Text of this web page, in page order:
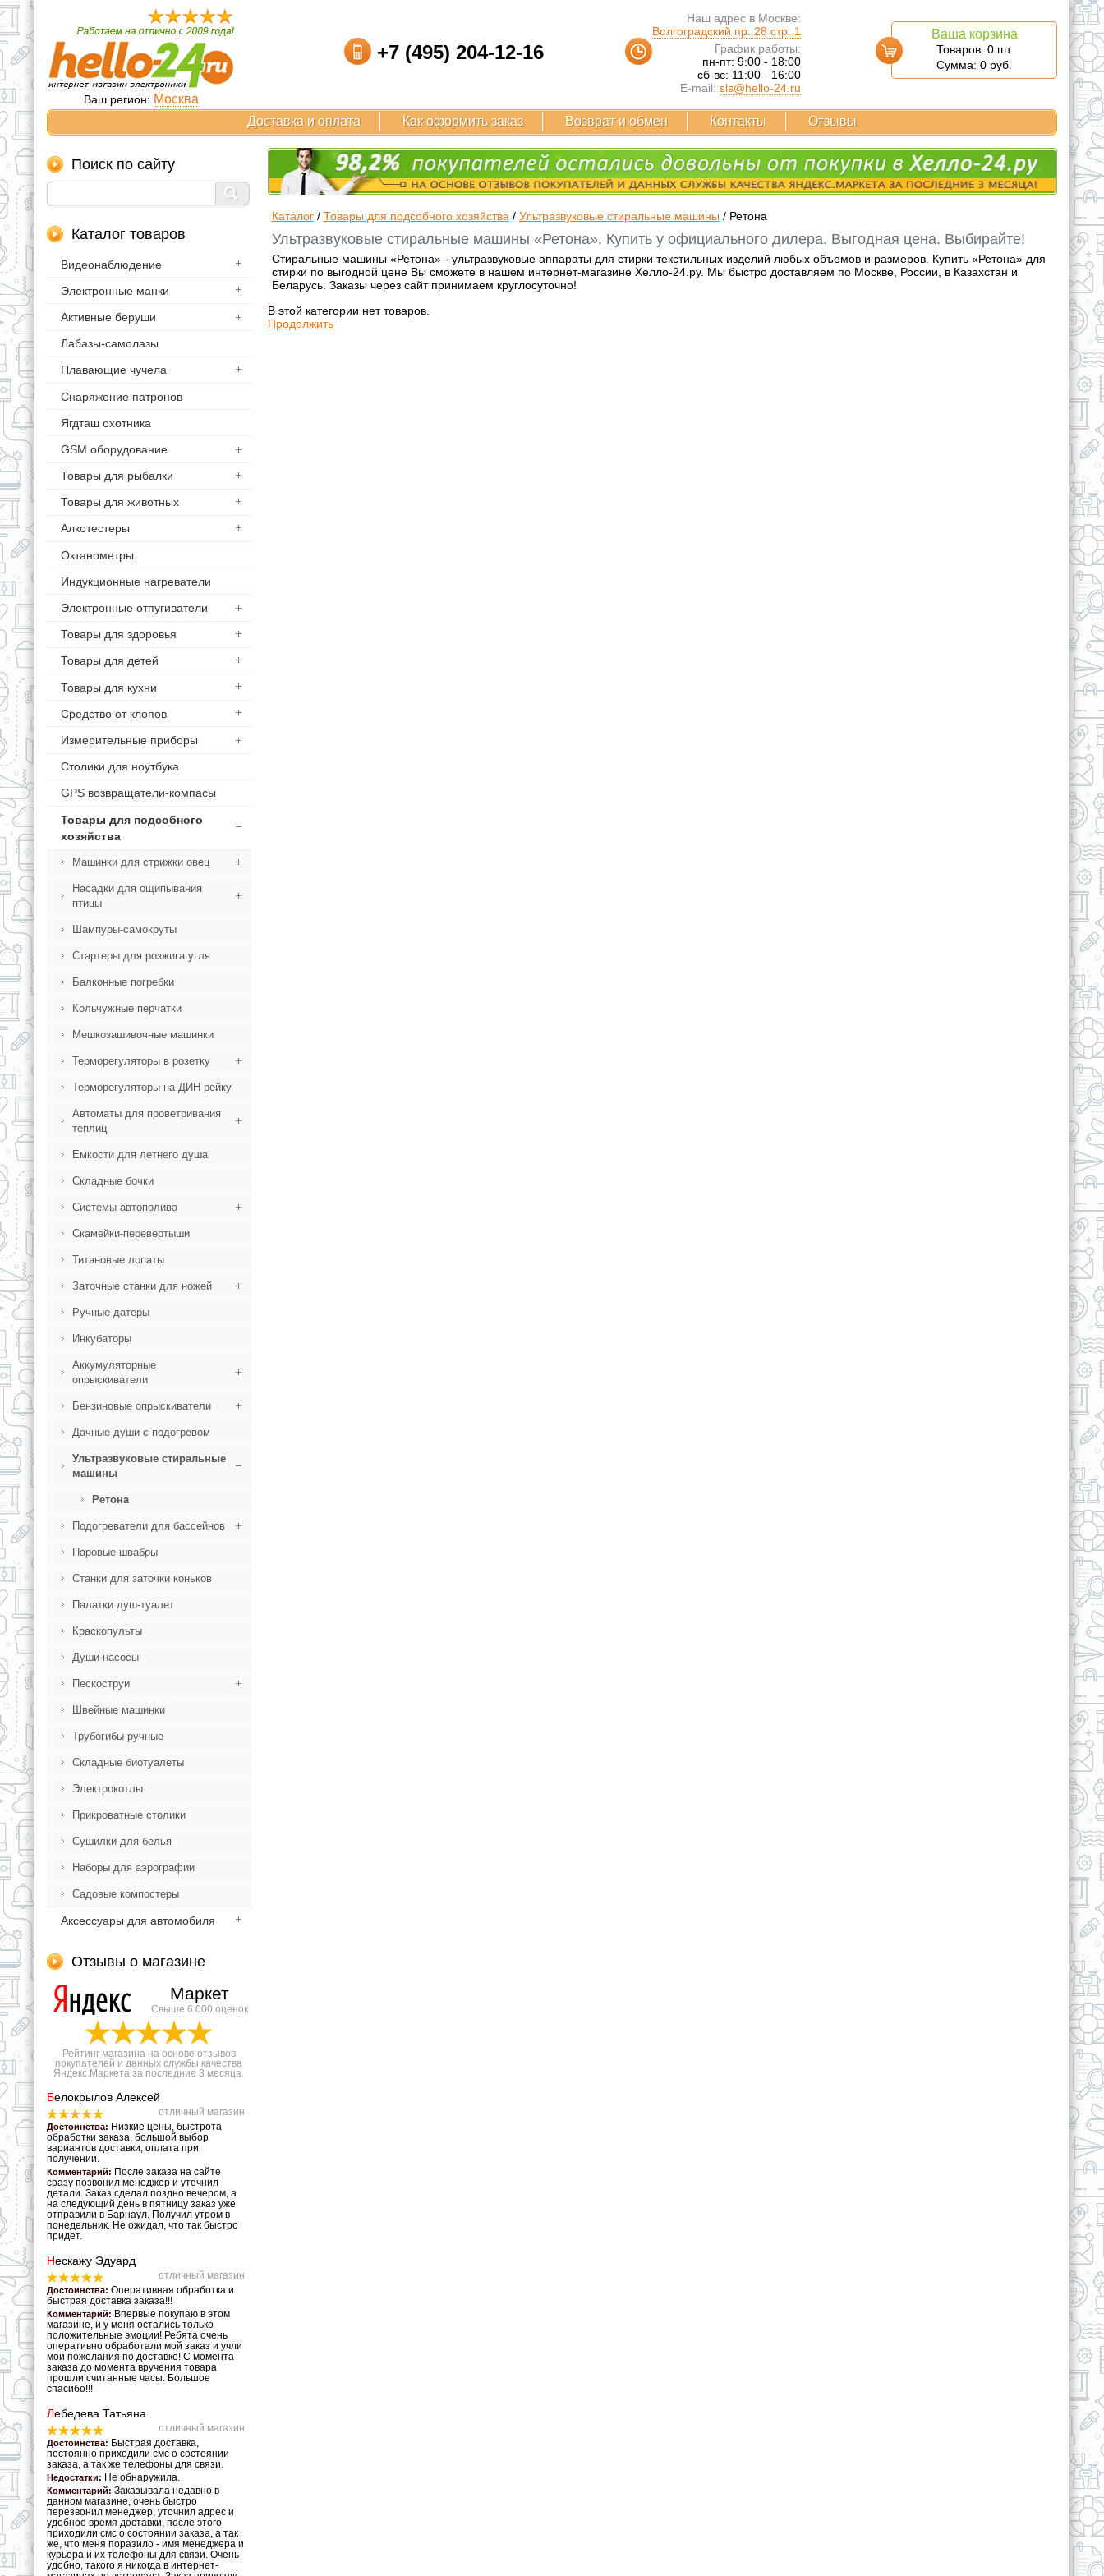
Ваш регион: Москва
+7 (495) 204-12-16
Наш адрес в Москве:
Волгоградский пр. 28 стр. 1
График работы:
пн-пт: 9:00 - 18:00
сб-вс: 11:00 - 16:00
E-mail: sls@hello-24.ru
Ваша корзина
Товаров: 0 шт.
Сумма: 0 руб.
Доставка и оплата Как оформить заказ Возврат и обмен Контакты Отзывы
Поиск по сайту
Каталог товаров
Видеонаблюдение
Электронные манки
Активные беруши
Лабазы-самолазы
Плавающие чучела
Снаряжение патронов
Ягдташ охотника
GSM оборудование
Товары для рыбалки
Товары для животных
Алкотестеры
Октанометры
Индукционные нагреватели
Электронные отпугиватели
Товары для здоровья
Товары для детей
Товары для кухни
Средство от клопов
Измерительные приборы
Столики для ноутбука
GPS возвращатели-компасы
Товары для подсобного
хозяйства
Машинки для стрижки овец
Насадки для ощипывания
птицы
Шампуры-самокруты
Стартеры для розжига угля
Балконные погребки
Кольчужные перчатки
Мешкозашивочные машинки
Терморегуляторы в розетку
Терморегуляторы на ДИН-рейку
Автоматы для проветривания
теплиц
Емкости для летнего душа
Складные бочки
Системы автополива
Скамейки-перевертыши
Титановые лопаты
Заточные станки для ножей
Ручные датеры
Инкубаторы
Аккумуляторные
опрыскиватели
Бензиновые опрыскиватели
Дачные души с подогревом
Ультразвуковые стиральные
машины
Ретона
Подогреватели для бассейнов
Паровые швабры
Станки для заточки коньков
Палатки душ-туалет
Краскопульты
Души-насосы
Пескоструи
Швейные машинки
Трубогибы ручные
Складные биотуалеты
Электрокотлы
Прикроватные столики
Сушилки для белья
Наборы для аэрографии
Садовые компостеры
Аксессуары для автомобиля
Отзывы о магазине
Маркет
Свыше 6 000 оценок
Рейтинг магазина на основе отзывов
покупателей и данных службы качества
Яндекс.Маркета за последние 3 месяца.
Белокрылов Алексей
отличный магазин
Достоинства: Низкие цены, быстрота
обработки заказа, большой выбор
вариантов доставки, оплата при
получении.
Комментарий: После заказа на сайте
сразу позвонил менеджер и уточнил
детали. Заказ сделал поздно вечером, а
на следующий день в пятницу заказ уже
отправили в Барнаул. Получил утром в
понедельник. Не ожидал, что так быстро
придет.
Нескажу Эдуард
отличный магазин
Достоинства: Оперативная обработка и
быстрая доставка заказа!!!
Комментарий: Впервые покупаю в этом
магазине, и у меня остались только
положительные эмоции! Ребята очень
оперативно обработали мой заказ и учли
мои пожелания по доставке! С момента
заказа до момента вручения товара
прошли считанные часы. Большое
спасибо!!!
Лебедева Татьяна
отличный магазин
Достоинства: Быстрая доставка,
постоянно приходили смс о состоянии
заказа, а так же телефоны для связи.
Недостатки: Не обнаружила.
Комментарий: Заказывала недавно в
данном магазине, очень быстро
перезвонил менеджер, уточнил адрес и
удобное время доставки, после этого
приходили смс о состоянии заказа, а так
же, что меня поразило - имя менеджера и
курьера и их телефоны для связи. Очень
удобно, такого я никогда в интернет-
Каталог/ Товары для подсобного хозяйства / Ультразвуковые стиральные машины / Ретона
Ультразвуковые стиральные машины «Ретона». Купить у официального дилера. Выгодная цена. Выбирайте!
Стиральные машины «Ретона» - ультразвуковые аппараты для стирки текстильных изделий любых объемов и размеров. Купить «Ретона» для
стирки по выгодной цене Вы сможете в нашем интернет-магазине Хелло-24.ру. Мы быстро доставляем по Москве, России, в Казахстан и
Беларусь. Заказы через сайт принимаем круглосуточно!
В этой категории нет товаров.
Продолжить